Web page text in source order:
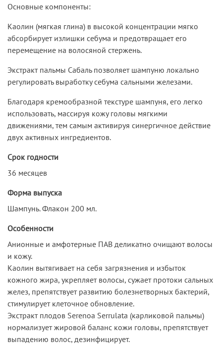
Основные компоненты:
Каолин (мягкая глина) в высокой концентрации мягко
абсорбирует излишки себума и предотвращает его
перемещение на волосяной стержень.
Экстракт пальмы Сабаль позволяет шампуню локально
регулировать выработку себума сальными железами.
Благодаря кремообразной текстуре шампуня, его легко
использовать, массируя кожу головы мягкими
движениями, тем самым активируя синергичное действие
двух активных ингредиентов.
Срок годности
36 месяцев
Форма выпуска
Шампунь. Флакон 200 мл.
Особенности
Анионные и амфотерные ПАВ деликатно очищают волосы
и кожу.
Каолин вытягивает на себя загрязнения и избыток
кожного жира, укрепляет волосы, сужает протоки сальных
желез, препятствует развитию болезнетворных бактерий,
стимулирует клеточное обновление.
Экстракт плодов Serenoa Serrulata (карликовой пальмы)
нормализует жировой баланс кожи головы, препятствует
выпадению волос, дезинфицирует.